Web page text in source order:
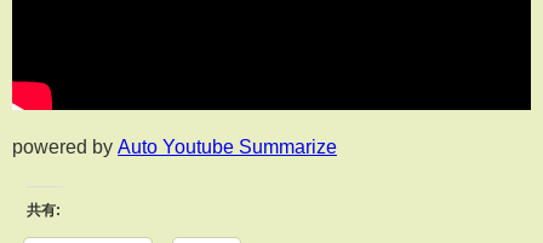
powered by Auto Youtube Summarize
共有: